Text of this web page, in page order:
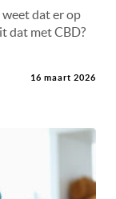
dat er op
dat met CBD?
16 maart 2026